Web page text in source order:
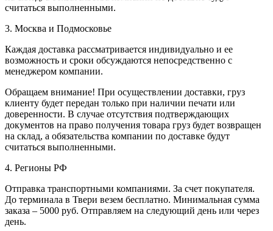
считаться выполненными.
3. Москва и Подмосковье
Каждая доставка рассматривается индивидуально и ее
возможность и сроки обсуждаются непосредственно с
менеджером компании.
Обращаем внимание! При осуществлении доставки, груз
клиенту будет передан только при наличии печати или
доверенности. В случае отсутствия подтверждающих
документов на право получения товара груз будет возвращен
на склад, а обязательства компании по доставке будут
считаться выполненными.
4. Регионы РФ
Отправка транспортными компаниями. За счет покупателя.
До терминала в Твери везем бесплатно. Минимальная сумма
заказа – 5000 руб. Отправляем на следующий день или через
день.